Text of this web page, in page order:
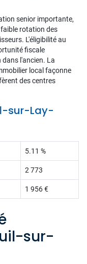
senior importante,
rotation des
L'éligibilité au
fiscale
l'ancien. La
local façonne
des centres
sur-Lay-
5.11 %
2 773
1 956 €
sur-